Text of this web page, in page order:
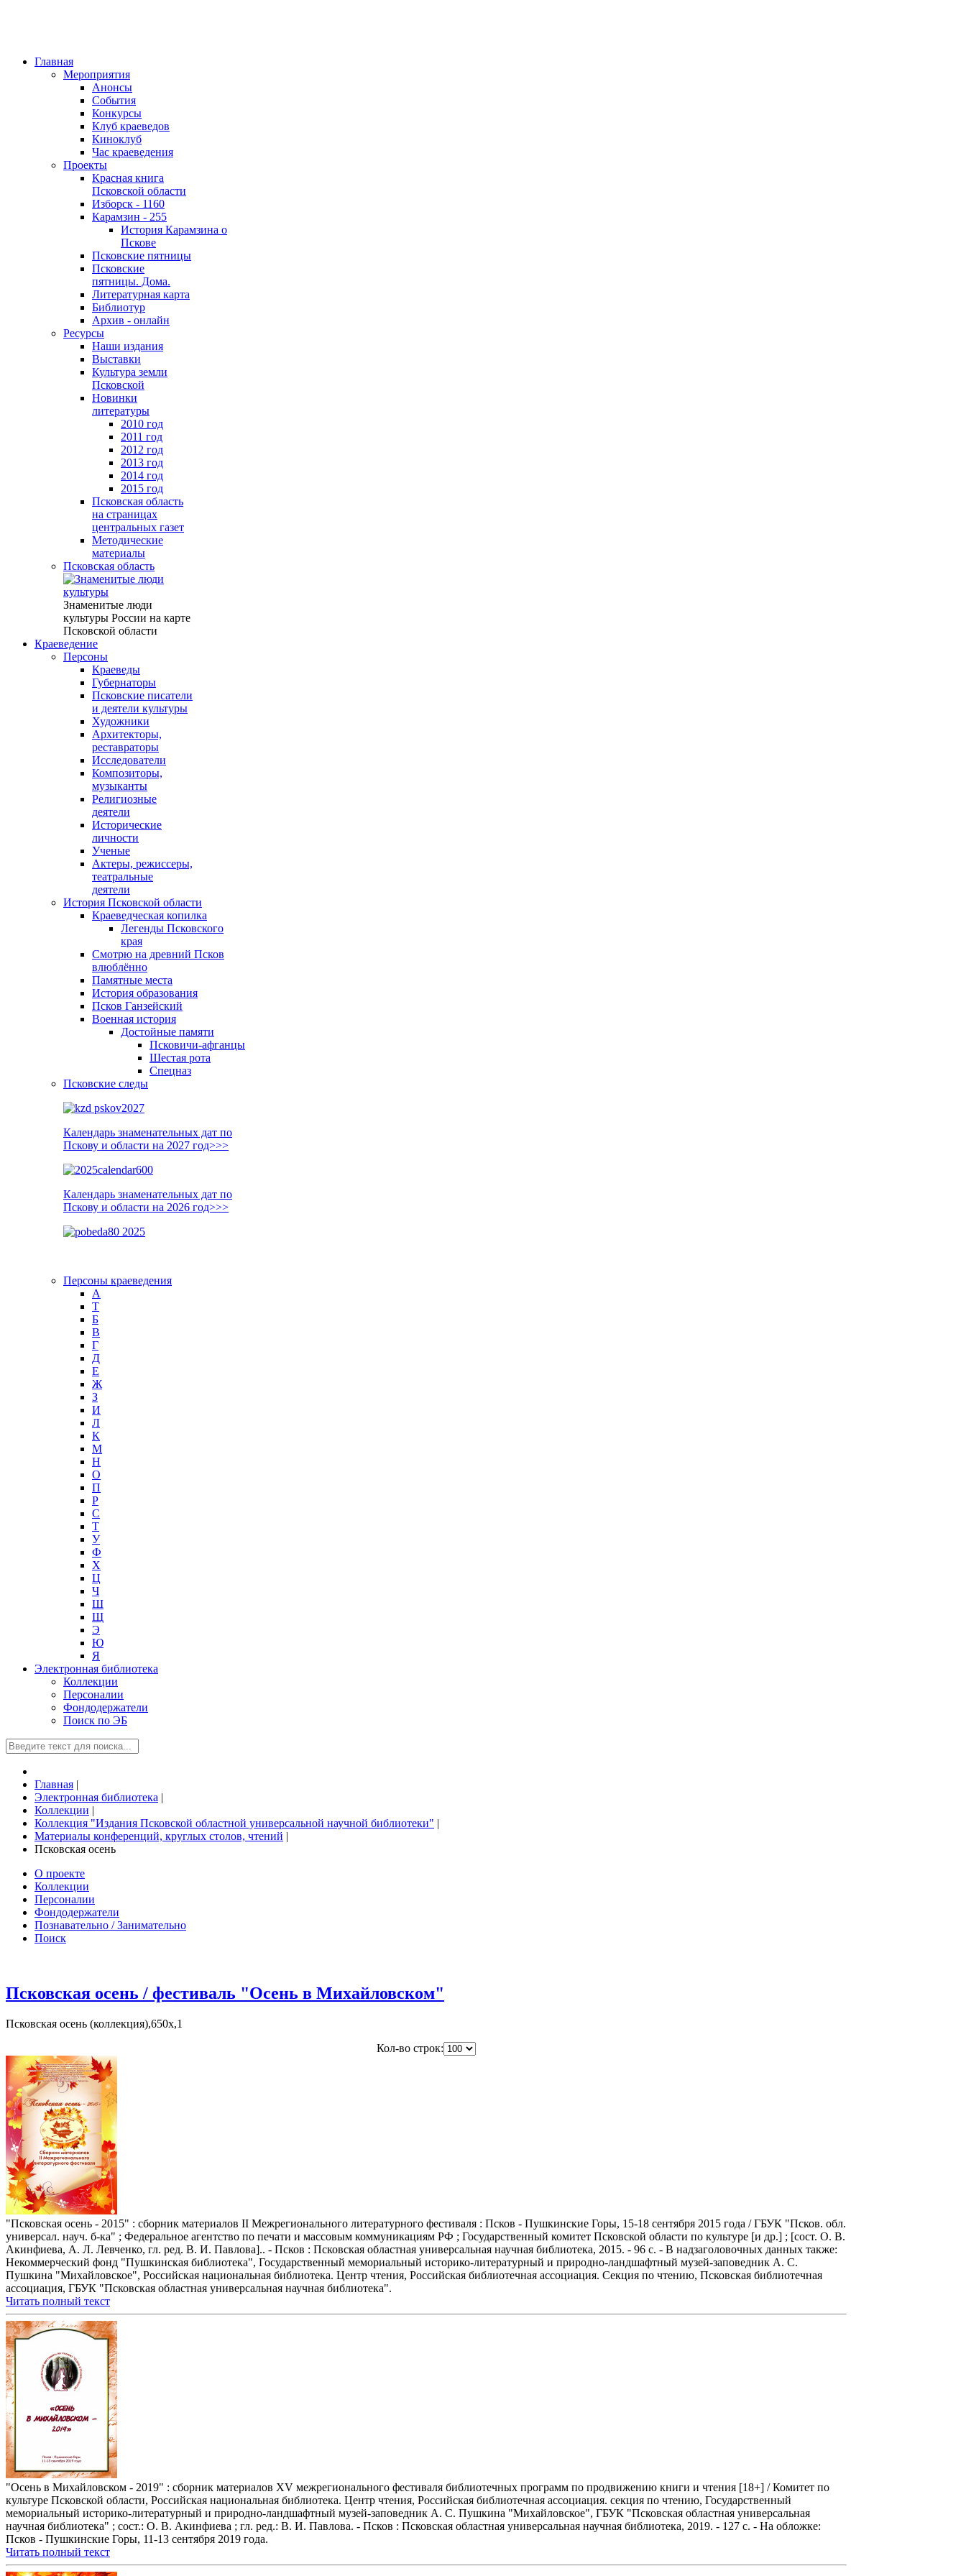
Главная
Мероприятия
Анонсы
События
Конкурсы
Клуб краеведов
Киноклуб
Час краеведения
Проекты
Красная книга
Псковской области
Изборск - 1160
Карамзин - 255
История Карамзина о
Пскове
Псковские пятницы
Псковские
пятницы. Дома.
Литературная карта
Библиотур
Архив - онлайн
Ресурсы
Наши издания
Выставки
Культура земли
Псковской
Новинки
литературы
2010 год
2011 год
2012 год
2013 год
2014 год
2015 год
Псковская область
на страницах
центральных газет
Методические
материалы
Псковская область
Знаменитые люди
культуры России на карте
Псковской области
Краеведение
Персоны
Краеведы
Губернаторы
Псковские писатели
и деятели культуры
Художники
Архитекторы,
реставраторы
Исследователи
Композиторы,
музыканты
Религиозные
деятели
Исторические
личности
Ученые
Актеры, режиссеры,
театральные
деятели
История Псковской области
Краеведческая копилка
Легенды Псковского
края
Смотрю на древний Псков
влюблённо
Памятные места
История образования
Псков Ганзейский
Военная история
Достойные памяти
Псковичи-афганцы
Шестая рота
Спецназ
Псковские следы
Календарь знаменательных дат по
Пскову и области на 2027 год>>>
Календарь знаменательных дат по
Пскову и области на 2026 год>>>
Персоны краеведения
А
T
Б
В
Г
Д
Е
Ж
З
И
Л
К
М
Н
О
П
Р
С
Т
У
Ф
Х
Ц
Ч
Ш
Щ
Э
Ю
Я
Электронная библиотека
Коллекции
Персоналии
Фондодержатели
Поиск по ЭБ
Главная |
Электронная библиотека |
Коллекции |
Коллекция "Издания Псковской областной универсальной научной библиотеки" |
Материалы конференций, круглых столов, чтений |
Псковская осень
О проекте
Коллекции
Персоналии
Фондодержатели
Познавательно / Занимательно
Поиск
Псковская осень / фестиваль "Осень в Михайловском"
Псковская осень (коллекция),650x,1
Кол-во строк:
"Псковская осень - 2015" : сборник материалов II Межрегионального литературного фестиваля : Псков - Пушкинские Горы, 15-18 сентября 2015 года / ГБУК "Псков. обл.
универсал. науч. б-ка" ; Федеральное агентство по печати и массовым коммуникациям РФ ; Государственный комитет Псковской области по культуре [и др.] ; [сост. О. В.
Акинфиева, А. Л. Левченко, гл. ред. В. И. Павлова].. - Псков : Псковская областная универсальная научная библиотека, 2015. - 96 с. - В надзаголовочных данных также:
Некоммерческий фонд "Пушкинская библиотека", Государственный мемориальный историко-литературный и природно-ландшафтный музей-заповедник А. С.
Пушкина "Михайловское", Российская национальная библиотека. Центр чтения, Российская библиотечная ассоциация. Секция по чтению, Псковская библиотечная
ассоциация, ГБУК "Псковская областная универсальная научная библиотека".
Читать полный текст
"Осень в Михайловском - 2019" : сборник материалов XV межрегионального фестиваля библиотечных программ по продвижению книги и чтения [18+] / Комитет по
культуре Псковской области, Российская национальная библиотека. Центр чтения, Российская библиотечная ассоциация. секция по чтению, Государственный
мемориальный историко-литературный и природно-ландшафтный музей-заповедник А. С. Пушкина "Михайловское", ГБУК "Псковская областная универсальная
научная библиотека" ; сост.: О. В. Акинфиева ; гл. ред.: В. И. Павлова. - Псков : Псковская областная универсальная научная библиотека, 2019. - 127 с. - На обложке:
Псков - Пушкинские Горы, 11-13 сентября 2019 года.
Читать полный текст